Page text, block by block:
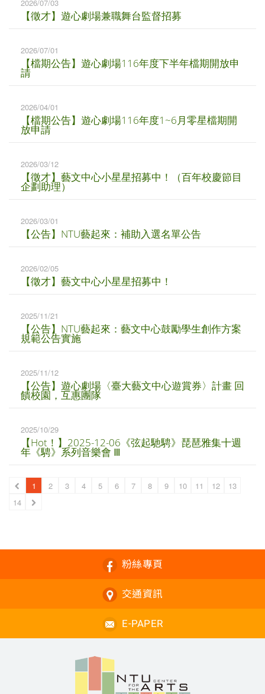
2026/07/03
【徵才】遊心劇場兼職舞台監督招募
2026/07/01
【檔期公告】遊心劇場116年度下半年檔期開放申
請
2026/04/01
【檔期公告】遊心劇場116年度1~6月零星檔期開
放申請
2026/03/12
【徵才】藝文中心小星星招募中！（百年校慶節目
企劃助理）
2026/03/01
【公告】NTU藝起來：補助入選名單公告
2026/02/05
【徵才】藝文中心小星星招募中！
2025/11/21
【公告】NTU藝起來：藝文中心鼓勵學生創作方案
規範公告實施
2025/11/12
【公告】遊心劇場〈臺大藝文中心遊賞券〉計畫 回
饋校園，互惠團隊
2025/10/29
【Hot！】2025-12-06《弦起馳騁》琵琶雅集十週
年《騁》系列音樂會 Ⅲ
1 2 3 4 5 6 7 8 9 10 11 12
13
14
粉絲專頁
交通資訊
E-PAPER